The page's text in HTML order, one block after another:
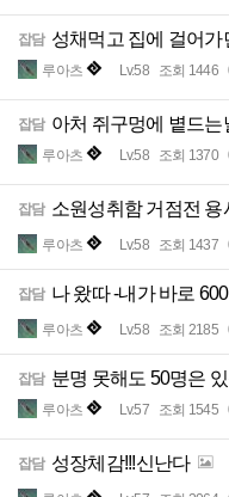
잡담 성채먹고 집에 걸어가
루아츠 Lv.58 조회 1446
잡담 아처 쥐구멍에 볕드는
루아츠 Lv.58 조회 1370
잡담 소원성취함 거점전 용
루아츠 Lv.58 조회 1437
잡담 나 왔따 -내가 바로
루아츠 Lv.58 조회 2185
잡담 분명 못해도 50명은
루아츠 Lv.57 조회 1545
잡담 성장체감!!!신난다